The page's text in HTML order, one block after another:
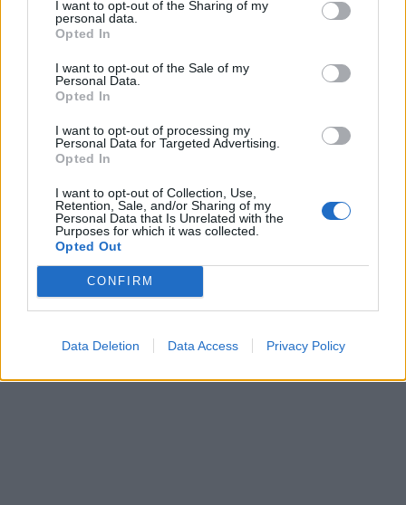
I want to opt-out of the Sharing of my
personal data.
Opted In
I want to opt-out of the Sale of my
Personal Data.
Opted In
I want to opt-out of processing my
Personal Data for Targeted Advertising.
Opted In
I want to opt-out of Collection, Use,
Retention, Sale, and/or Sharing of my
Personal Data that Is Unrelated with the
Purposes for which it was collected.
Opted Out
CONFIRM
Data Deletion Data Access Privacy Policy
d’empathie est essentiel au sein d’une bonne
communication de couple. Faire l’effort de toujours
l’échange se fait avec calme, respect et convivialité.
Avoir envie de comprendre l’autre c’est se donner
toutes les chances de mieux communiquer avec lui,
– Passer à l’action. Faire des concessions, accepter
que nous sommes responsables de cette situation,